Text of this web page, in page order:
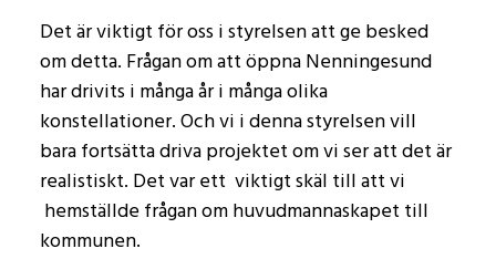
Det är viktigt för oss i styrelsen att ge besked
om detta. Frågan om att öppna Nenningesund
har drivits i många år i många olika
konstellationer. Och vi i denna styrelsen vill
bara fortsätta driva projektet om vi ser att det är
realistiskt. Det var ett viktigt skäl till att vi
hemställde frågan om huvudmannaskapet till
kommunen.